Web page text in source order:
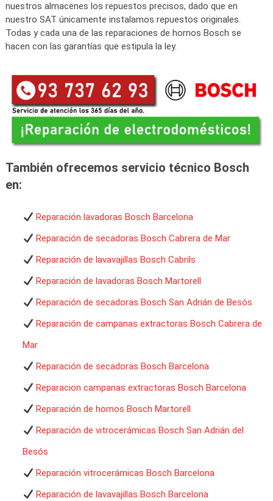
nuestros almacenes los repuestos precisos, dado que en
nuestro SAT únicamente instalamos repuestos originales.
Todas y cada una de las reparaciones de hornos Bosch se
hacen con las garantías que estipula la ley.
También ofrecemos servicio técnico Bosch
en:
Reparación lavadoras Bosch Barcelona
Reparación de secadoras Bosch Cabrera de Mar
Reparación de lavavajillas Bosch Cabrils
Reparación de lavadoras Bosch Martorell
Reparación de secadoras Bosch San Adrián de Besós
Reparación de campanas extractoras Bosch Cabrera de
Mar
Reparación de secadoras Bosch Barcelona
Reparacion campanas extractoras Bosch Barcelona
Reparación de hornos Bosch Martorell
Reparación de vitrocerámicas Bosch San Adrián del
Besós
Reparación vitrocerámicas Bosch Barcelona
Reparación de lavavajillas Bosch Barcelona